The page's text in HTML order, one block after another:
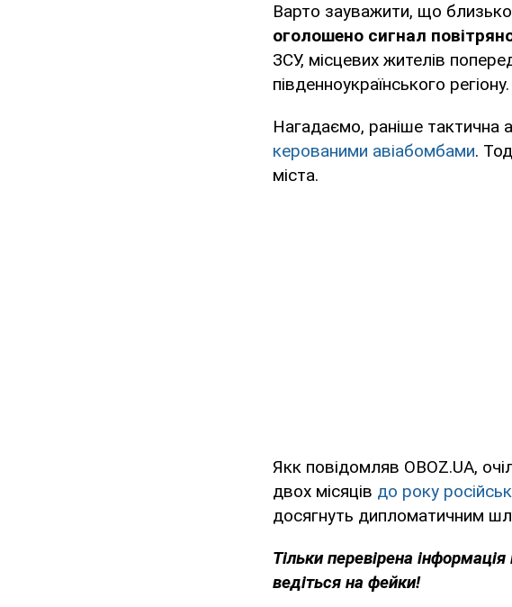
Варто зауважити, що близько
оголошено сигнал
ЗСУ, місцевих жителів
південноукраїнського регіону.
Нагадаємо, раніше тактична
керованими авіабомбами.
міста.
Якк повідомляв OBOZ.UA,
двох місяців до року
досягнуть дипломатичним
Тільки перевірена
ведіться на фейки!